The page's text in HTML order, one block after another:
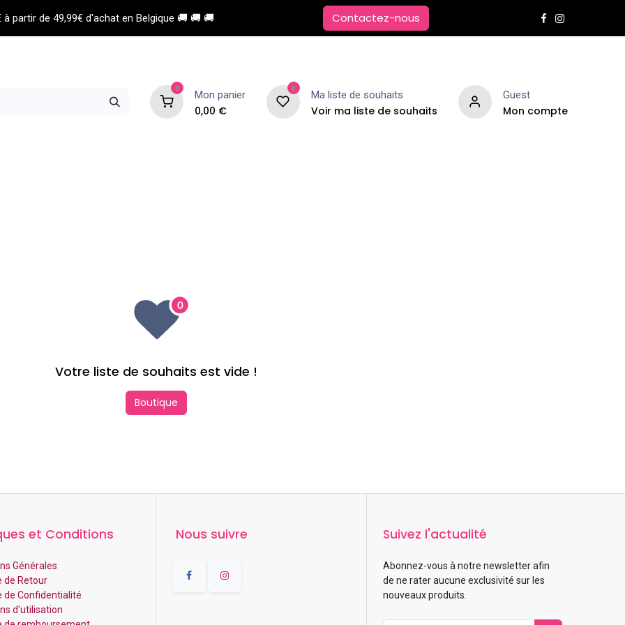
à partir de 49,99€ d'achat en Belgique 🚚 🚚 🚚 Contactez-nous
0 Mon panier
0,00 €
0 Ma liste de souhaits
Voir ma liste de souhaits
Guest
Mon compte
Votre liste de souhaits est vide !
Boutique
et Conditions
Générales
de Retour
de Confidentialité
d'utilisation
Nous suivre Suivez l'actualité
Abonnez-vous à notre newsletter afin
de ne rater aucune exclusivité sur les
nouveaux produits.